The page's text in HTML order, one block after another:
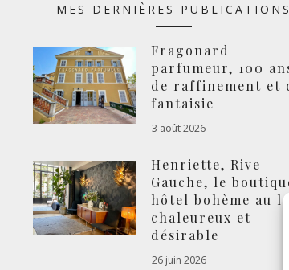
MES DERNIÈRES PUBLICATIONS
Fragonard
parfumeur, 100
de raffinement et
fantaisie
3 août 2026
Henriette, Rive
Gauche, le
hôtel bohème au
chaleureux et
désirable
26 juin 2026